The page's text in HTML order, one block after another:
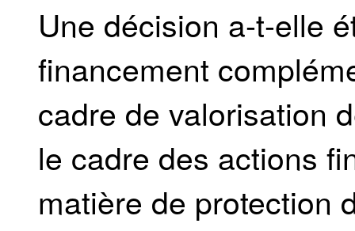
Une décision a-t-elle
financement
cadre de valorisation
le cadre des actions
matière de protection